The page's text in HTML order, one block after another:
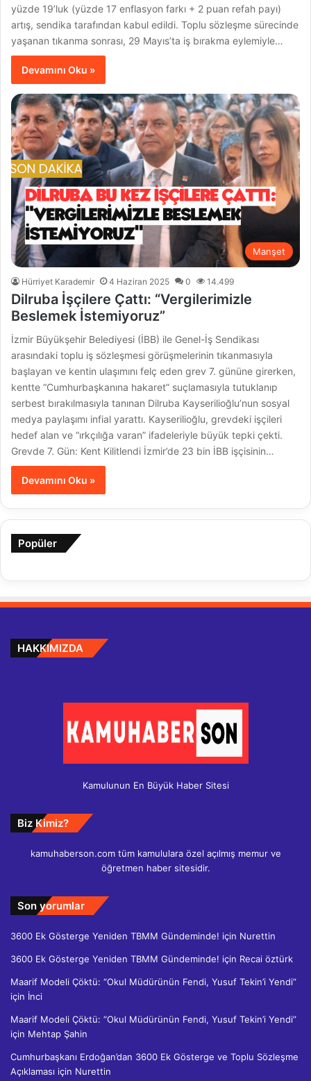
yüzde 19’luk (yüzde 17 enflasyon farkı + 2 puan refah payı)
artış, sendika tarafından kabul edildi. Toplu sözleşme sürecinde
yaşanan tıkanma sonrası, 29 Mayıs’ta iş bırakma eylemiyle…
Devamını Oku »
Manşet
Hürriyet Karademir 4 Haziran 2025 0 14.499
Dilruba İşçilere Çattı: “Vergilerimizle
Beslemek İstemiyoruz”
İzmir Büyükşehir Belediyesi (İBB) ile Genel-İş Sendikası
arasındaki toplu iş sözleşmesi görüşmelerinin tıkanmasıyla
başlayan ve kentin ulaşımını felç eden grev 7. gününe girerken,
kentte “Cumhurbaşkanına hakaret” suçlamasıyla tutuklanıp
serbest bırakılmasıyla tanınan Dilruba Kayserilioğlu’nun sosyal
medya paylaşımı infial yarattı. Kayserilioğlu, grevdeki işçileri
hedef alan ve “ırkçılığa varan” ifadeleriyle büyük tepki çekti.
Grevde 7. Gün: Kent Kilitlendi İzmir’de 23 bin İBB işçisinin…
Devamını Oku »
Popüler
HAKKIMIZDA
Kamulunun En Büyük Haber Sitesi
Biz Kimiz?
kamuhaberson.com tüm kamululara özel açılmış memur ve
öğretmen haber sitesidir.
Son yorumlar
3600 Ek Gösterge Yeniden TBMM Gündeminde! için Nurettin
3600 Ek Gösterge Yeniden TBMM Gündeminde! için Recai öztürk
Maarif Modeli Çöktü: “Okul Müdürünün Fendi, Yusuf Tekin’i Yendi”
için İnci
Maarif Modeli Çöktü: “Okul Müdürünün Fendi, Yusuf Tekin’i Yendi”
için Mehtap Şahin
Cumhurbaşkanı Erdoğan’dan 3600 Ek Gösterge ve Toplu Sözleşme
Açıklaması için Nurettin